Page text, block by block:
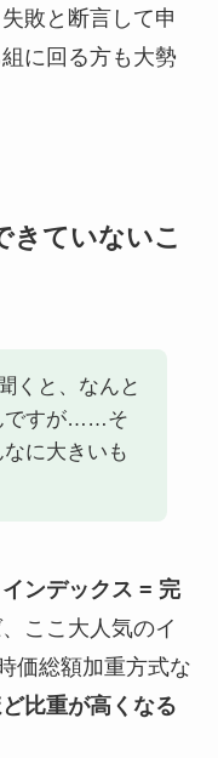
敗と断言して申
に回る方も大勢
きていないこ
くと、なんと
ですが……そ
に大きいも
インデックス = 完
ここ大人気のイ
価総額加重方式な
比重が高くなる